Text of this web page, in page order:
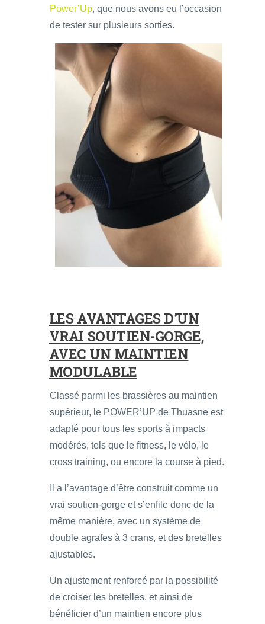
Power’Up, que nous avons eu l’occasion
de tester sur plusieurs sorties.
LES AVANTAGES D’UN
VRAI SOUTIEN-GORGE,
AVEC UN MAINTIEN
MODULABLE
Classé parmi les brassières au maintien
supérieur, le POWER’UP de Thuasne est
adapté pour tous les sports à impacts
modérés, tels que le fitness, le vélo, le
cross training, ou encore la course à pied.
Il a l’avantage d’être construit comme un
vrai soutien-gorge et s’enfile donc de la
même manière, avec un système de
double agrafes à 3 crans, et des bretelles
ajustables.
Un ajustement renforcé par la possibilité
de croiser les bretelles, et ainsi de
bénéficier d’un maintien encore plus